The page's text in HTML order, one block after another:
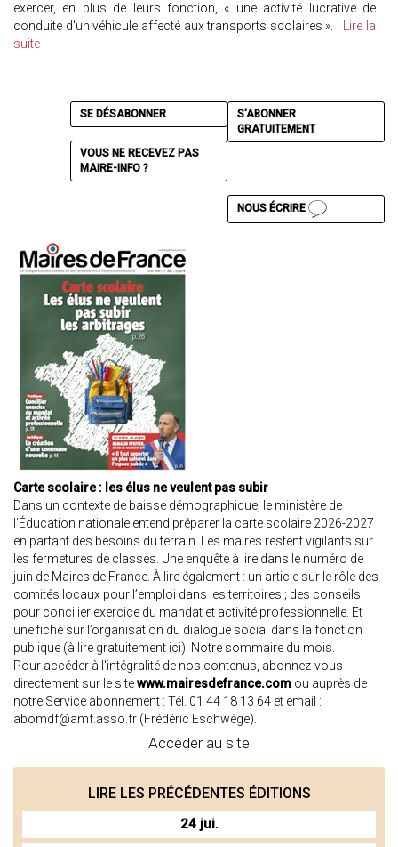
exercer, en plus de leurs fonction, « une activité lucrative de
conduite d'un véhicule affecté aux transports scolaires ».
Lire la
suite
S'ABONNER
GRATUITEMENT
SE DÉSABONNER
VOUS NE RECEVEZ PAS
MAIRE-INFO ?
NOUS ÉCRIRE
Carte scolaire : les élus ne veulent pas subir
Dans un contexte de baisse démographique, le ministère de
l'Éducation nationale entend préparer la carte scolaire 2026-2027
en partant des besoins du terrain. Les maires restent vigilants sur
les fermetures de classes. Une enquête à lire dans le numéro de
juin de Maires de France. À lire également : un article sur le rôle des
comités locaux pour l’emploi dans les territoires ; des conseils
pour concilier exercice du mandat et activité professionnelle. Et
une fiche sur l’organisation du dialogue social dans la fonction
publique (à lire gratuitement ici). Notre sommaire du mois.
Pour accéder à l'intégralité de nos contenus, abonnez-vous
directement sur le sitewww.mairesdefrance.com ou auprès de
notre Service abonnement : Tél. 01 44 18 13 64 et email :
abomdf@amf.asso.fr (Frédéric Eschwège).
Accéder au site
LIRE LES PRÉCÉDENTES ÉDITIONS
24 jui.